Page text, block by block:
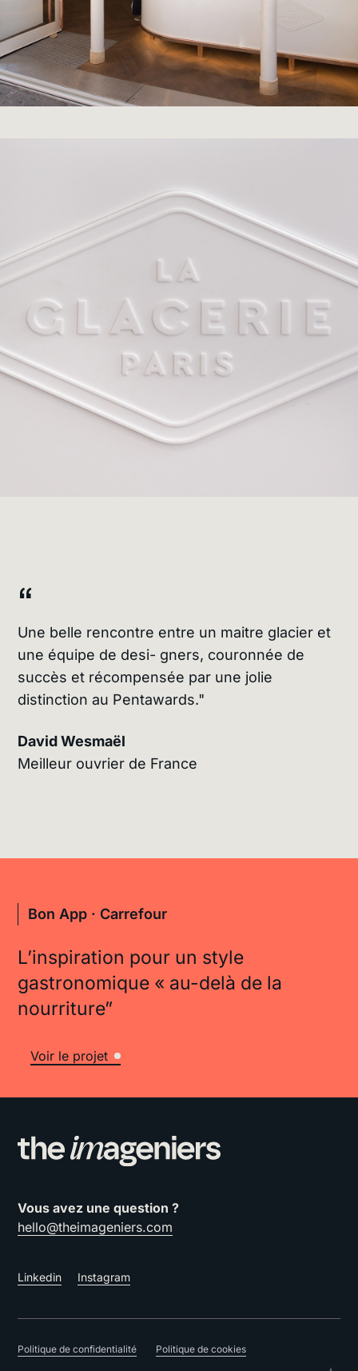
“
Une belle rencontre entre un maitre glacier et
une équipe de desi- gners, couronnée de
succès et récompensée par une jolie
distinction au Pentawards."
David Wesmaël
Meilleur ouvrier de France
Bon App · Carrefour
L’inspiration pour un style
gastronomique « au-delà de la
nourriture”
Voir le projet
Vous avez une question ?
hello@theimageniers.com
Linkedin Instagram
Politique de confidentialité Politique de cookies